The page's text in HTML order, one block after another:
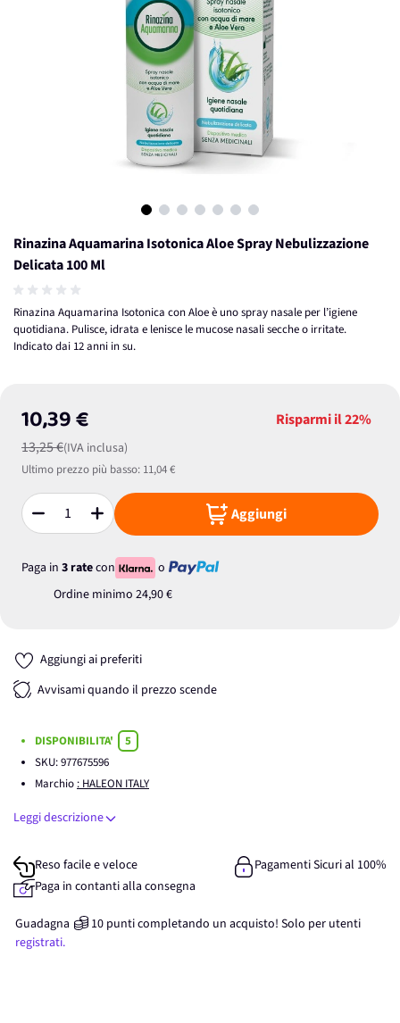
View larger image
View larger image
View larger image
View larger image
View larger image
View larger image
View larger image
Rinazina Aquamarina Isotonica Aloe Spray Nebulizzazione
Delicata 100 Ml
Rinazina Aquamarina Isotonica con Aloe è uno spray nasale per l’igiene
quotidiana. Pulisce, idrata e lenisce le mucose nasali secche o irritate.
Indicato dai 12 anni in su.
10,39 €
13,25 €(IVA inclusa)
Risparmi il22%
Ultimo prezzo più basso: 11,04 €
Quantità Aggiungi
Paga in 3 ratecon
o
Ordine minimo 24,90 €
Aggiungi ai preferiti
Avvisami quando il prezzo scende
DISPONIBILITA'
5
SKU:977675596
Marchio : HALEON ITALY
Leggi descrizione
Reso facile e veloce
Pagamenti Sicuri al 100%
Paga in contanti alla consegna
Guadagna 10 punticompletando un acquisto! Solo per utenti
registrati.